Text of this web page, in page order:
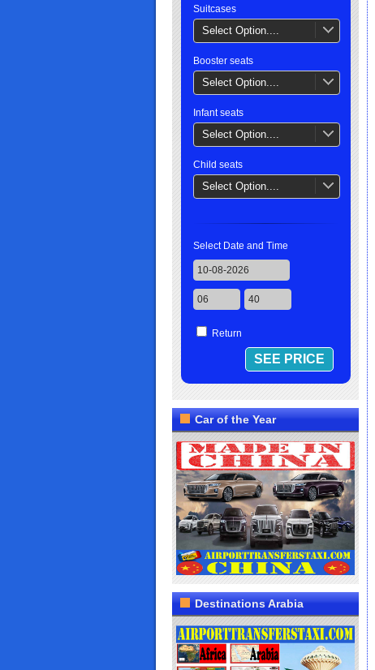
Suitcases
Select Option....
Booster seats
Select Option....
Infant seats
Select Option....
Child seats
Select Option....
Select Date and Time
Return
Car of the Year
Destinations Arabia